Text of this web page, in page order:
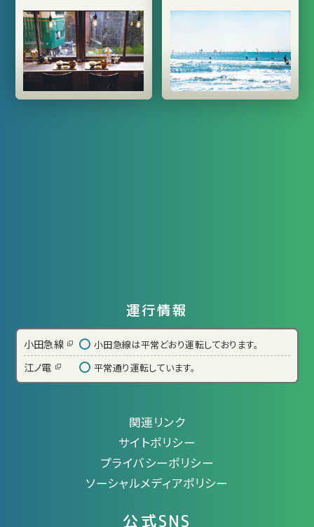
運行情報
小田急線 小田急線は平常どおり運転しております。
江ノ電 平常通り運転しています。
関連リンク
サイトポリシー
プライバシーポリシー
ソーシャルメディアポリシー
公式SNS